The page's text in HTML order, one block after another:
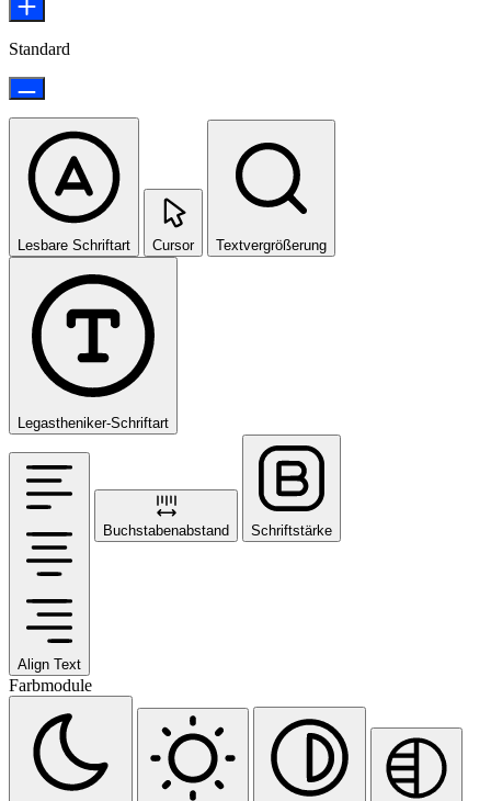
Standard
Lesbare Schriftart Cursor Textvergrößerung
Legastheniker-Schriftart
Align Text
Buchstabenabstand Schriftstärke
Farbmodule